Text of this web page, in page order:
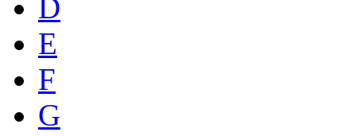
D
E
F
G